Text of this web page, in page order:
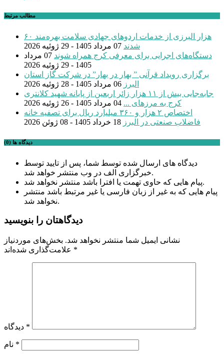
مطالب مرتبط
۶۰ هزار البرزی از خدمات اردوهای جهادی سلامت بهره‌مند
شدند 07 مرداد 1405 - 29 ژوئیه 2026
دستگاه‌های اجرایی برای معرفی کرج همراه شوند
07 مرداد
1405 - 29 ژوئیه 2026
برگزاری رویداد قرآنی ” بهار در بهار” در شرکت گاز استان
البرز 06 مرداد 1405 - 28 ژوئیه 2026
جابه‌جایی بیش از ۱۱ هزار زائر اربعین از پایانه شهید کلانتری
کرج به مرزهای ... 04 مرداد 1405 - 26 ژوئیه 2026
اختصاص ۲ هزار و ۳۶۰ میلیارد ریال برای تصفیه خانه
فاضلاب صنعتی در البرز 18 خرداد 1405 - 08 ژوئن 2026
دیدگاه ها (0)
دیدگاه های ارسال شده توسط شما، پس از تایید توسط
خبرگزاری الف در وب منتشر خواهد شد.
پیام هایی که حاوی تهمت یا افترا باشد منتشر نخواهد شد.
پیام هایی که به غیر از زبان فارسی یا غیر مرتبط باشد منتشر
نخواهد شد.
دیدگاهتان را بنویسید
نشانی ایمیل شما منتشر نخواهد شد. بخش‌های موردنیاز
*
*
*